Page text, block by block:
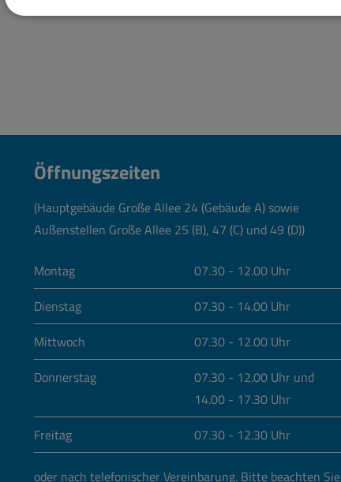
Öffnungszeiten
(Hauptgebäude Große Allee 24 (Gebäude A) sowie
Außenstellen Große Allee 25 (B), 47 (C) und 49 (D))
Montag
07.30 - 12.00 Uhr
Dienstag
07.30 - 14.00 Uhr
Mittwoch
07.30 - 12.00 Uhr
Donnerstag
07.30 - 12.00 Uhr und
14.00 - 17.30 Uhr
Freitag
07.30 - 12.30 Uhr
oder nach telefonischer Vereinbarung. Bitte beachten Sie